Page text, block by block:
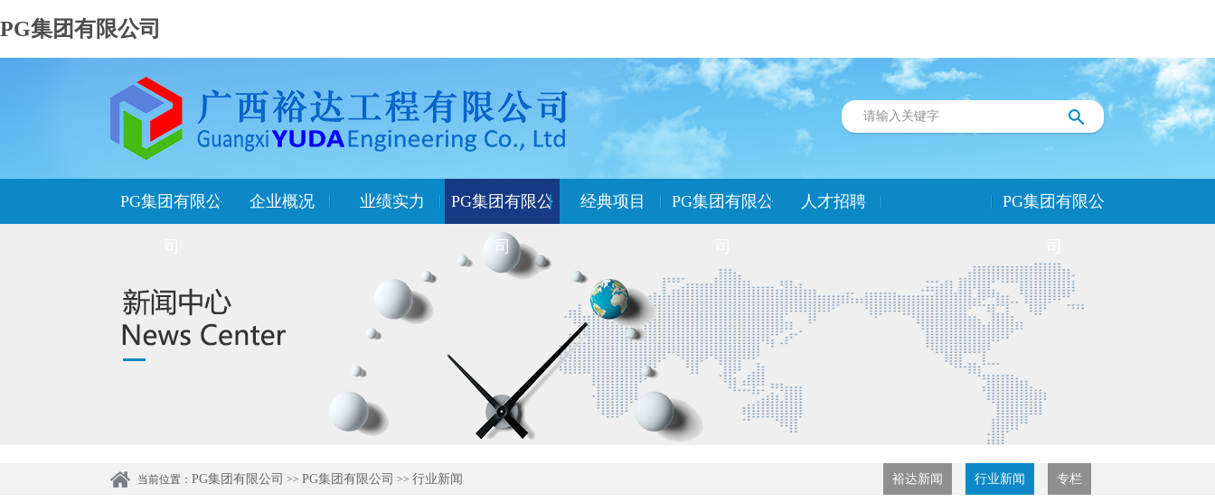
PG集团有限公司
PG集团有限公 企业概况 业绩实力 PG集团有限公
司
经典项目 PG集团有限公 人才招聘 PG集团有限公
当前位置： PG集团有限公司 >> PG集团有限公司 >> 行业新闻 裕达新闻 行业新闻 专栏